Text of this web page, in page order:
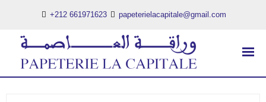
+212 661971623 papeterielacapitale@gmail.com
PAPETERIE LA CAPITALE
..:: PAPETERIE LA CAPITALE ::..